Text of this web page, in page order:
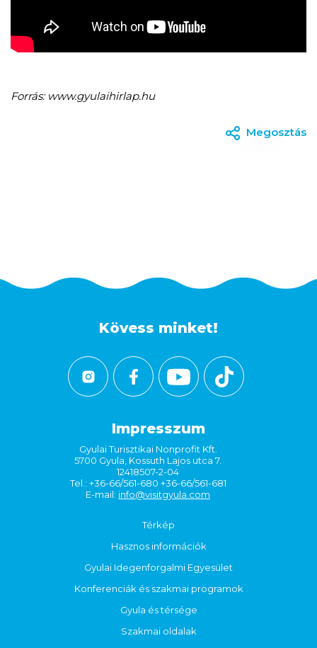
Forrás: www.gyulaihirlap.hu
Megosztás
Kövess minket!
Impresszum
Gyulai Turisztikai Nonprofit Kft.
5700 Gyula, Kossuth Lajos utca 7.
12418507-2-04
Tel.: +36-66/561-680 +36-66/561-681
E-mail: info@visitgyula.com
Térkép
Hasznos információk
Gyulai Idegenforgalmi Egyesület
Konferenciák és szakmai programok
Gyula és térsége
Szakmai oldalak